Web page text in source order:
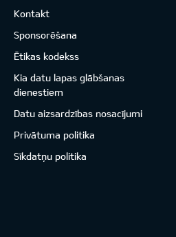
Kontakt
Sponsorēšana
Ētikas kodekss
Kia datu lapas glābšanas
dienestiem
Datu aizsardzības nosacījumi
Privātuma politika
Sīkdatņu politika